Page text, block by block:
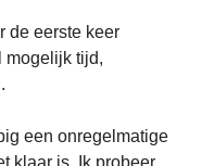
de eerste keer
mogelijk tijd,
een onregelmatige
klaar is. Ik probeer